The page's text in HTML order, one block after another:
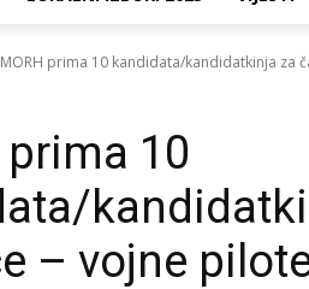
MORH prima 10 kandidata/kandidatkinja za
prima 10
– vojne